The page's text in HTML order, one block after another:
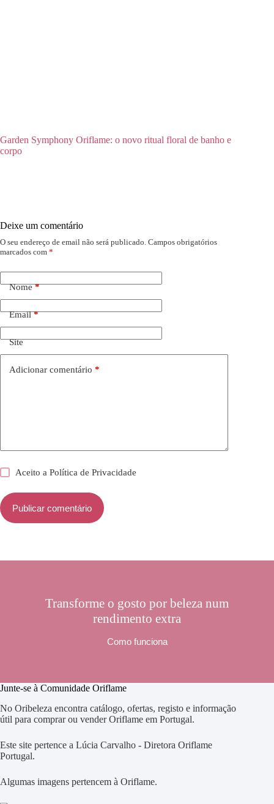
Garden Symphony Oriflame: o novo ritual floral de banho e
corpo
Deixe um comentário
O seu endereço de email não será publicado. Campos obrigatórios
marcados com *
Nome*
Email*
Site
Adicionar comentário *
Aceito aPolítica de Privacidade
Publicar comentário
Transforme o gosto por beleza num
rendimento extra
Como funciona
Junte-se à Comunidade Oriflame
No Oribeleza encontra catálogo, ofertas, registo e informação
útil para comprar ou vender Oriflame em Portugal.
Este site pertence a Lúcia Carvalho - Diretora Oriflame
Portugal.
Algumas imagens pertencem à Oriflame.